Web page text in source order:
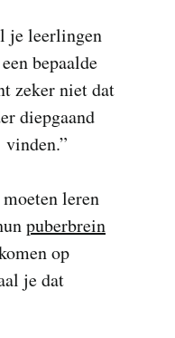
je leerlingen
bepaalde
zeker niet dat
diepgaand
leren
puberbrein
op
je dat